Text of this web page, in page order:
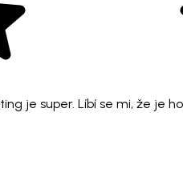
je super. Líbí se mi, že je